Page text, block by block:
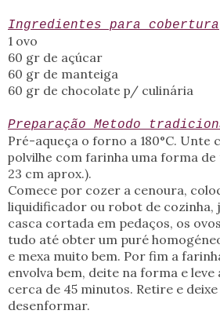
Ingredientes para cobertura
1 ovo
60 gr de açúcar
60 gr de manteiga
60 gr de chocolate p/ culinária
Preparação Metodo
Pré-aqueça o forno a 180°C. Unte
polvilhe com farinha uma forma
23 cm aprox.).
Comece por cozer a cenoura,
liquidificador ou robot de cozinha,
casca cortada em pedaços, os
tudo até obter um puré
e mexa muito bem. Por fim a
envolva bem, deite na forma e leve
cerca de 45 minutos. Retire e
desenformar.